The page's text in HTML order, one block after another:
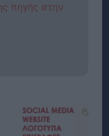
πηγής στην